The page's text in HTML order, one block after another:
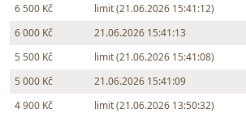
6 500 Kč
limit (21.06.2026 15:41:12)
6 000 Kč
21.06.2026 15:41:13
5 500 Kč
limit (21.06.2026 15:41:08)
5 000 Kč
21.06.2026 15:41:09
4 900 Kč
limit (21.06.2026 13:50:32)